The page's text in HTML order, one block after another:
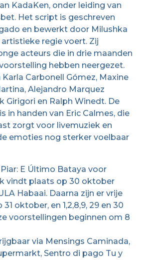
KadaKen, onder leiding van
Het script is geschreven
en bewerkt door Milushka
regie voert. Zij
acteurs die in drie maanden
hebben neergezet.
Karla Carbonell Gómez, Maxine
Alejandro Marquez
Girigori en Ralph Winedt. De
in handen van Eric Calmes, die
zorgt voor livemuziek en
emoties nog sterker voelbaar
E Último Bataya voor
vindt plaats op 30 oktober
Habaai. Daarna zijn er vrije
oktober, en 1,2,8,9, 29 en 30
voorstellingen beginnen om 8
via Mensings Caminada,
Sentro di pago Tu y